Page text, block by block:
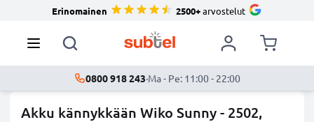
Erinomainen 2500+arvostelut
0800 918 243·Ma - Pe: 11:00 - 22:00
Akku kännykkään Wiko Sunny - 2502,